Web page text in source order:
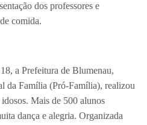
dos professores e
comida.
a Prefeitura de Blumenau,
da Família (Pró-Família), realizou
Mais de 500 alunos
dança e alegria. Organizada